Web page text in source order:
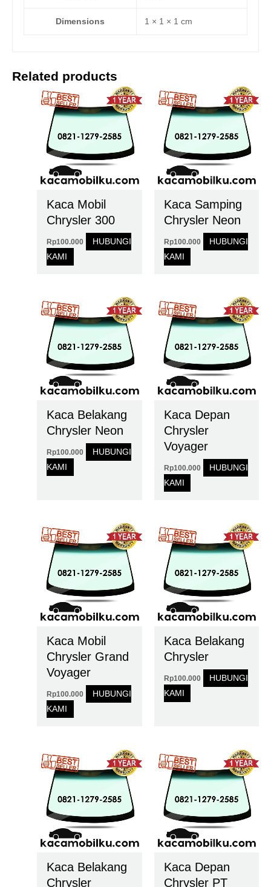
Dimensions 1 × 1 × 1 cm
Related products
Kaca Mobil
Chrysler 300
Rp100.000
HUBUNGI
KAMI
Kaca Samping
Chrysler Neon
Rp100.000
HUBUNGI
KAMI
Kaca Belakang
Chrysler Neon
Rp100.000
HUBUNGI
KAMI
Kaca Depan
Chrysler
Voyager
Rp100.000
HUBUNGI
KAMI
Kaca Mobil
Chrysler Grand
Voyager
Rp100.000
HUBUNGI
KAMI
Kaca Belakang
Chrysler
Rp100.000
HUBUNGI
KAMI
Kaca Belakang
Chrysler
Kaca Depan
Chrysler PT